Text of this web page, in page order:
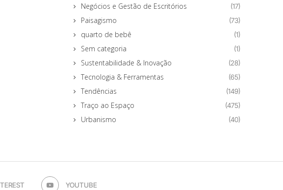
Negócios e Gestão de Escritórios (17)
Paisagismo (73)
quarto de bebê (1)
Sem categoria (1)
Sustentabilidade & Inovação (28)
Tecnologia & Ferramentas (65)
Tendências (149)
Traço ao Espaço (475)
Urbanismo (40)
YOUTUBE